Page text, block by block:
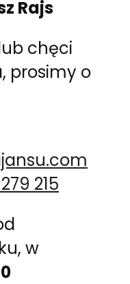
Rajs
chęci
prosimy o
215
w